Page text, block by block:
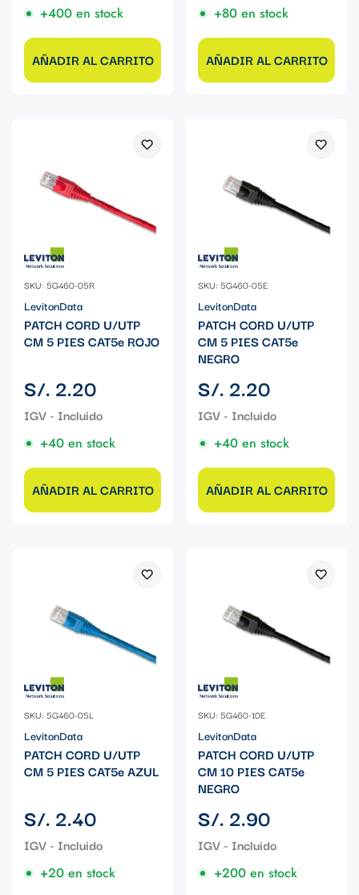
+400 en stock
AÑADIR AL CARRITO
+80 en stock
AÑADIR AL CARRITO
SKU: 5G460-05R
LevitonData
PATCH CORD U/UTP
CM 5 PIES CAT5e ROJO
Precio
regular
S/. 2.20
+40 en stock
AÑADIR AL CARRITO
SKU: 5G460-05E
LevitonData
PATCH CORD U/UTP
CM 5 PIES CAT5e
NEGRO
Precio
regular
S/. 2.20
+40 en stock
AÑADIR AL CARRITO
SKU: 5G460-05L
LevitonData
PATCH CORD U/UTP
CM 5 PIES CAT5e AZUL
Precio
regular
S/. 2.40
+20 en stock
SKU: 5G460-10E
LevitonData
PATCH CORD U/UTP
CM 10 PIES CAT5e
NEGRO
Precio
regular
S/. 2.90
+200 en stock